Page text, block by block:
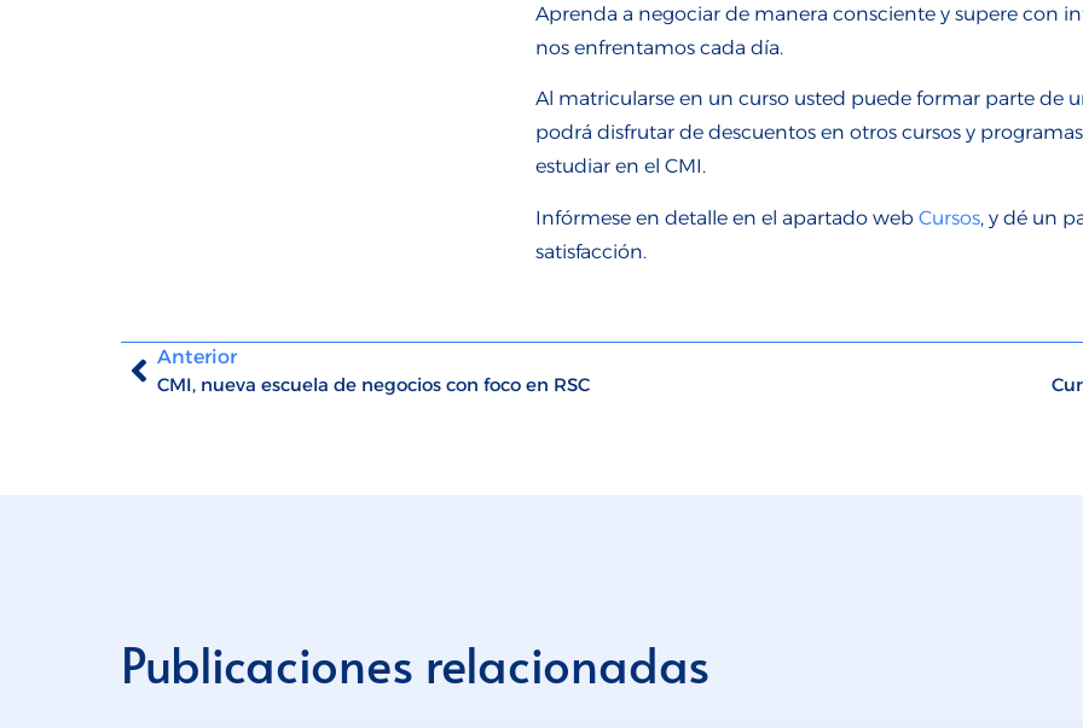
Aprenda a negociar de manera consciente y supere con
nos enfrentamos cada día.
Al matricularse en un curso usted puede formar parte de
podrá disfrutar de descuentos en otros cursos y
estudiar en el CMI.
Infórmese en detalle en el apartado webCursos, y dé un
satisfacción.
Anterior
CMI, nueva escuela de negocios con foco en RSC
Publicaciones relacionadas